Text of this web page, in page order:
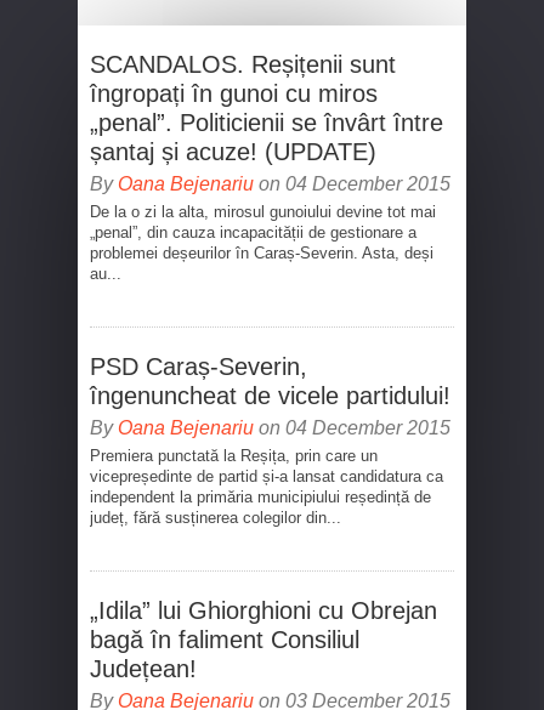
SCANDALOS. Reșițenii sunt
îngropați în gunoi cu miros
„penal”. Politicienii se învârt între
șantaj și acuze! (UPDATE)
By Oana Bejenariu on 04 December 2015
De la o zi la alta, mirosul gunoiului devine tot mai
„penal”, din cauza incapacității de gestionare a
problemei deșeurilor în Caraș-Severin. Asta, deși
au...
PSD Caraș-Severin,
îngenuncheat de vicele partidului!
By Oana Bejenariu on 04 December 2015
Premiera punctată la Reșița, prin care un
vicepreședinte de partid și-a lansat candidatura ca
independent la primăria municipiului reședință de
județ, fără susținerea colegilor din...
„Idila” lui Ghiorghioni cu Obrejan
bagă în faliment Consiliul
Județean!
By Oana Bejenariu on 03 December 2015